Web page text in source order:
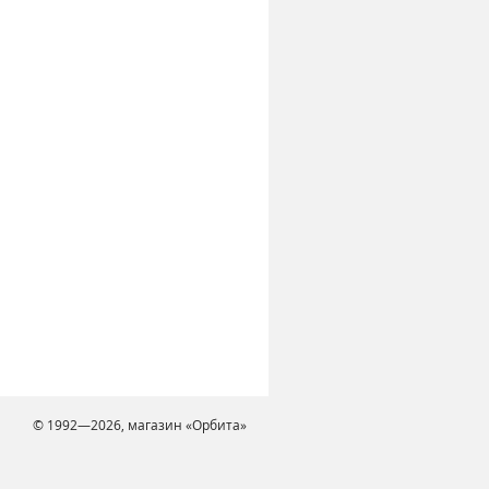
© 1992—2026, магазин «Орбита»